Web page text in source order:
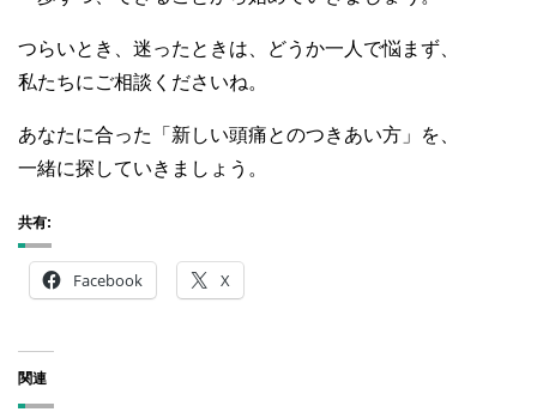
つらいとき、迷ったときは、どうか一人で悩まず、
私たちにご相談くださいね。
あなたに合った「新しい頭痛とのつきあい方」を、
一緒に探していきましょう。
共有:
Facebook X
関連